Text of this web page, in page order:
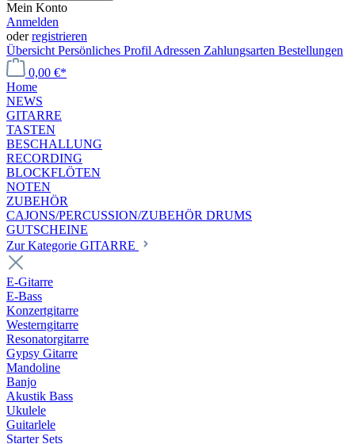
Mein Konto
Anmelden
oderregistrieren
Übersicht Persönliches Profil Adressen Zahlungsarten Bestellungen
0,00 €*
Home
NEWS
GITARRE
TASTEN
BESCHALLUNG
RECORDING
BLOCKFLÖTEN
NOTEN
ZUBEHÖR
CAJONS/PERCUSSION/ZUBEHÖR DRUMS
GUTSCHEINE
Zur Kategorie GITARRE
E-Gitarre
E-Bass
Konzertgitarre
Westerngitarre
Resonatorgitarre
Gypsy Gitarre
Mandoline
Banjo
Akustik Bass
Ukulele
Guitarlele
Starter Sets